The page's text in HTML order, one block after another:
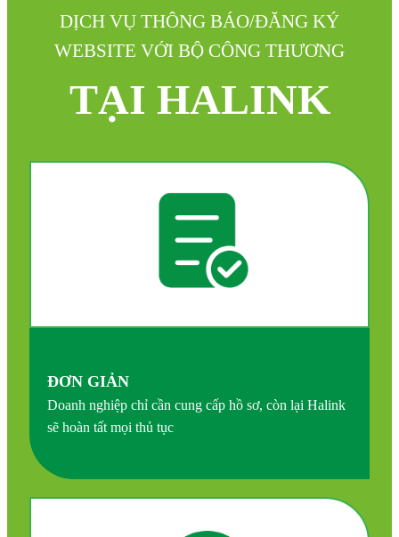
DỊCH VỤ THÔNG BÁO/ĐĂNG KÝ
WEBSITE VỚI BỘ CÔNG THƯƠNG
TẠI HALINK
ĐƠN GIẢN
Doanh nghiệp chỉ cần cung cấp hồ sơ, còn lại Halink
sẽ hoàn tất mọi thủ tục